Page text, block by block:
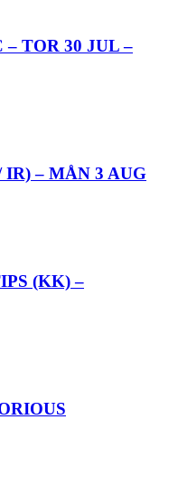
– TOR 30 JUL –
– MÅN 3 AUG
(KK) –